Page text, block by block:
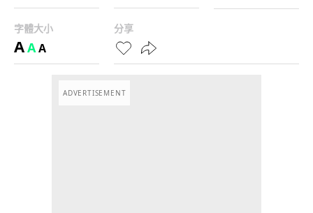
字體大小
AAA
分享
ADVERTISEMENT